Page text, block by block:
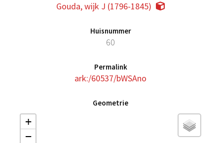
Gouda, wijk J (1796-1845)
Huisnummer
60
Permalink
ark:/60537/bWSAno
Geometrie
+
−